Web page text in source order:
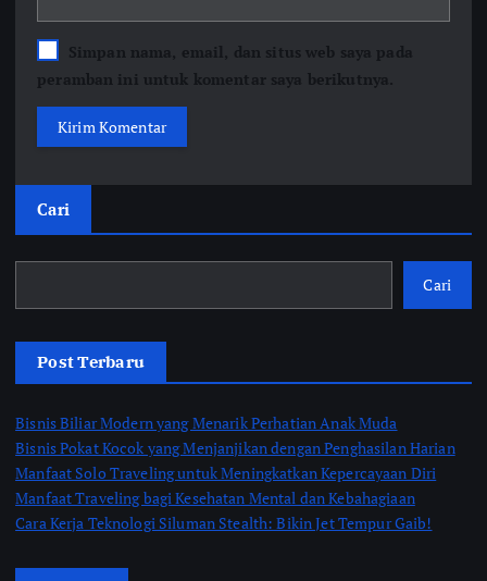
Simpan nama, email, dan situs web saya pada
peramban ini untuk komentar saya berikutnya.
Cari
Cari
Post Terbaru
Bisnis Biliar Modern yang Menarik Perhatian Anak Muda
Bisnis Pokat Kocok yang Menjanjikan dengan Penghasilan Harian
Manfaat Solo Traveling untuk Meningkatkan Kepercayaan Diri
Manfaat Traveling bagi Kesehatan Mental dan Kebahagiaan
Cara Kerja Teknologi Siluman Stealth: Bikin Jet Tempur Gaib!